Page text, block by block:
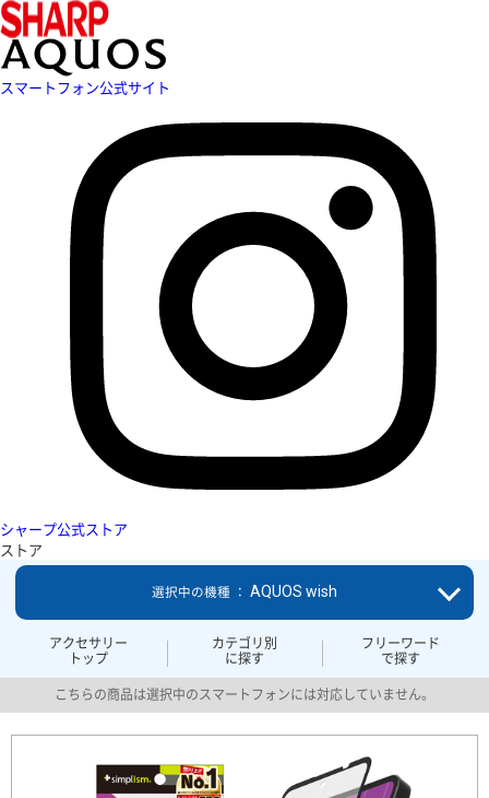
スマートフォン公式サイト
シャープ公式ストア
ストア
アクセサリー
トップ
カテゴリ別
に探す
フリーワード
で探す
選択中の機種 ： AQUOS wish
こちらの商品は選択中のスマートフォンには対応していません。